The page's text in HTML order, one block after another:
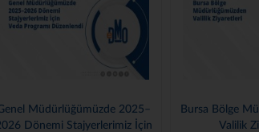
Bursa Bölge Müdürlüğümüzden
Valilik Ziyaretleri
Genel
Ve